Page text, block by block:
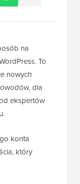
na
To
nowych
dla
ekspertów
konta
który